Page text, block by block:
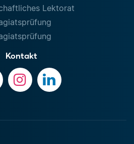
Lektorat
Kontakt